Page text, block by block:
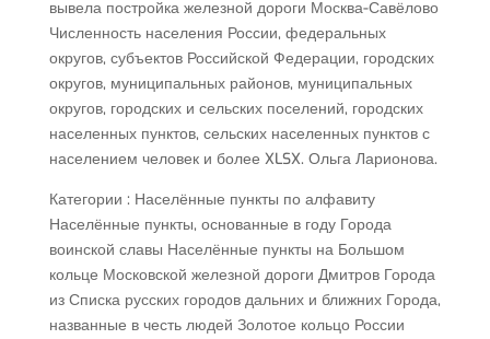
вывела постройка железной дороги Москва-Савёлово
Численность населения России, федеральных
округов, субъектов Российской Федерации, городских
округов, муниципальных районов, муниципальных
округов, городских и сельских поселений, городских
населенных пунктов, сельских населенных пунктов с
населением человек и более XLSX. Ольга Ларионова.
Категории : Населённые пункты по алфавиту
Населённые пункты, основанные в году Города
воинской славы Населённые пункты на Большом
кольце Московской железной дороги Дмитров Города
из Списка русских городов дальних и ближних Города,
названные в честь людей Золотое кольцо России